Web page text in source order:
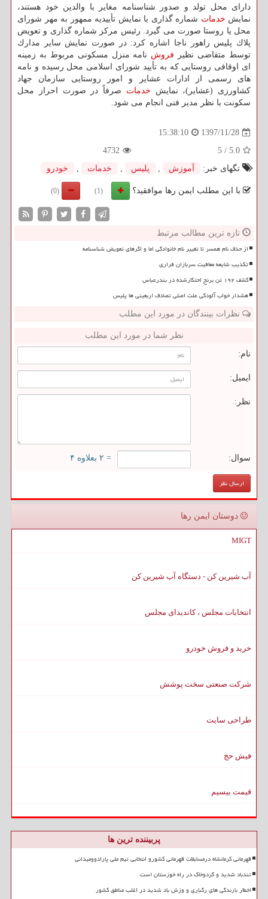
دارای محل تولد و صدور شناسنامه مغایر با والدین خود هستند،
نمایش خدمات شماره گذاری با نمایش تأییدیه ممهور به مهر شورای
محل یا روستا صورت می گیرد. رئیس مركز شماره گذاری و تعویض
پلاك پلیس راهور ناجا اشاره كرد: در صورت نمایش سایر مدارك
توسط متقاضی نظیر فروش نامه منزل مسكونی مربوط به زمینه
ای اوقافی روستایی كه به تأیید شورای اسلامی محل رسیده و نامه
های رسمی از ادارات عشایر و امور روستایی سازمان جهاد
كشاورزی (عشایر)، نمایش خدمات صرفاً در صورت احراز محل
سكونت با نظر مدیر فنی انجام می شود.
1397/11/28
15:38:10
5.0
/
5
4732
تگهای خبر:
آموزش , پلیس , خدمات , خودرو
با این مطلب ایمن رها موافقید؟ (1)
(0)
تازه ترین مطالب مرتبط
از حذف نام همسر تا تغییر نام خانوادگی اما و اگرهای تعویض شناسنامه
تکذیب شایعه معافیت سربازان فراری
کشف ۱۹۲ تن برنج احتکارشده در بندرعباس
هشدار خواب آلودگی علت اصلی تصادف اربعینی ها پلیس
نظرات بینندگان در مورد این مطلب
نظر شما در مورد این مطلب
نام:
ایمیل:
نظر:
سوال: = ۲ بعلاوه ۴
دوستان ایمن رها
MIGT
آب شیرین کن - دستگاه آب شیرین کن
انتخابات مجلس ، کاندیدای مجلس
خرید و فروش خودرو
شرکت صنعتی سخت پوشش
طراحی سایت
فیش حج
قیمت بیسیم
پربیننده ترین ها
قهرمانی کرمانشاه درمسابقات قهرمانی کشورو انتخابی تیم ملی پارادوومیدانی
تندباد شدید و گردوخاک در راه خوزستان است
اخطار بارندگی های رگباری و وزش باد شدید در اغلب مناطق کشور